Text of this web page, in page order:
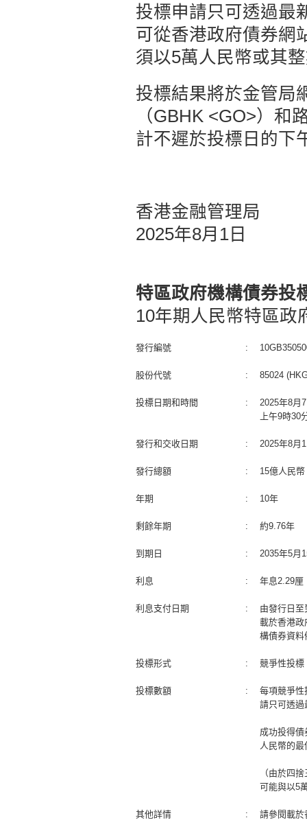
投標申請只可透過最
可從香港政府債券網
須以5萬人民幣或其
投標結果將於金管局
（GBHK <GO>）和
計不遲於投標日的下
香港金融管理局
2025年8月1日
特區政府機構債券投
10年期人民幣特區政
發行編號 :
股份代號 : 85024
投標日期和時間 :
2025年8月
上午9時30
發行和交收日期 : 2025年8月
發行總額 : 15億人民幣
年期 : 10年
剩餘年期 : 約9.76年
到期日 : 2035年5月
利息 : 年息2.29厘
利息支付日期 :
由發行日
載於香港政
構債券資料
投標形式 : 競爭性投標
投標數額 :
每項競爭性
請只可透過
成功投得
人民幣的
（由於四
可能與以5
其他詳情 :
請參閱載於